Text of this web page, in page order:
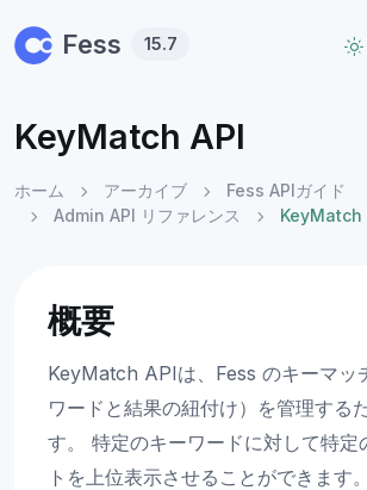
Fess 15.7
KeyMatch API
ホーム アーカイブ
Fess APIガイド
Admin API リファレンス
KeyMatch
概要
KeyMatch APIは、Fess のキーマッ
ワードと結果の紐付け）を管理する
す。 特定のキーワードに対して特定
トを上位表示させることができます。